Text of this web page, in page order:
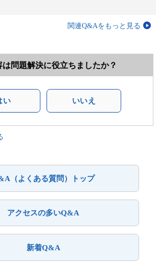
関連Q&Aをもっと見る
は問題解決に役立ちましたか？
い いいえ
（よくある質問）トップ
アクセスの多いQ&A
新着Q&A